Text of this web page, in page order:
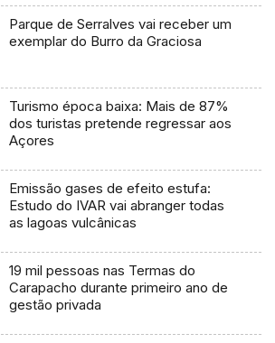
Parque de Serralves vai receber um
exemplar do Burro da Graciosa
Turismo época baixa: Mais de 87%
dos turistas pretende regressar aos
Açores
Emissão gases de efeito estufa:
Estudo do IVAR vai abranger todas
as lagoas vulcânicas
19 mil pessoas nas Termas do
Carapacho durante primeiro ano de
gestão privada